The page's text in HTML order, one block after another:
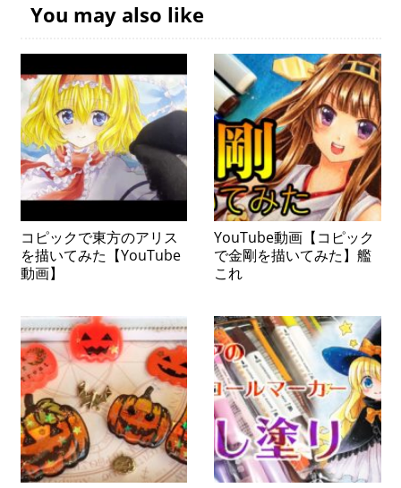
You may also like
コピックで東方のアリス
を描いてみた【YouTube
動画】
YouTube動画【コピック
で金剛を描いてみた】艦
これ